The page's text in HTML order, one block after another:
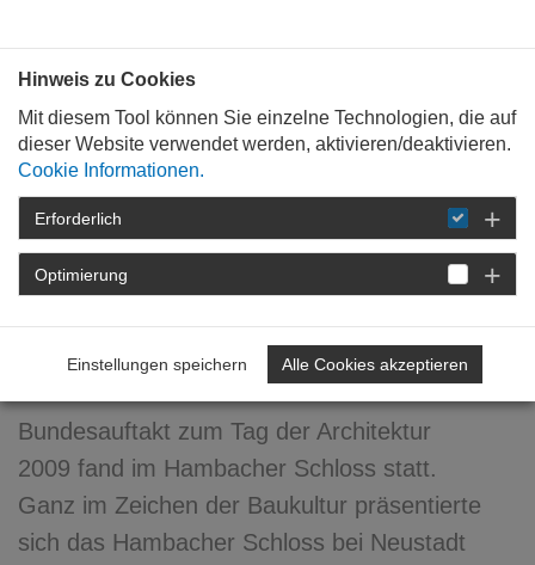
STARTSEITE
DETAIL
Im Zeichen der Baukultur
Bundesauftakt zum Tag der Architektur
2009 fand im Hambacher Schloss statt.
Ganz im Zeichen der Baukultur präsentierte
sich das Hambacher Schloss bei Neustadt
Hinweis zu Cookies
Mit diesem Tool können Sie einzelne Technologien, die auf
dieser Website verwendet werden, aktivieren/deaktivieren.
Cookie Informationen.
Erforderlich
Optimierung
Einstellungen speichern Alle Cookies akzeptieren